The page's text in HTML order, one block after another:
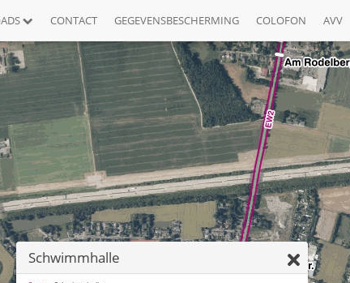
CONTACT GEGEVENSBESCHERMING COLOFON AVV
Schwimmhalle